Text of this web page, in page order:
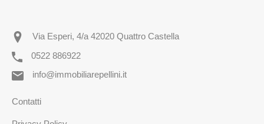
Via Esperi, 4/a 42020 Quattro Castella
0522 886922
info@immobiliarepellini.it
Contatti